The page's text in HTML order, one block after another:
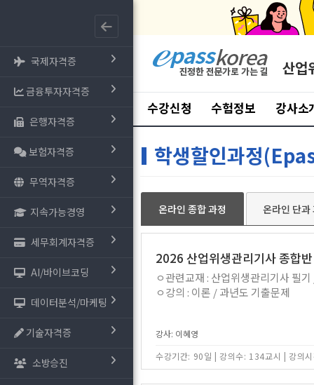
국제자격증
금융투자자격증
은행자격증
보험자격증
무역자격증
지속가능경영
세무회계자격증
AI/바이브코딩
데이터분석/마케팅
기술자격증
소방승진
산업
수강신청 수험정보 강사소
학생할인과정
온라인 종합 과정 온라인 단과
2026 산업위생관리기사 종합
ㅇ관련교재 : 산업위생관리기사 필
ㅇ강의 : 이론 / 과년도 기출문제
강사: 이혜영
수강기간: 90일 | 강의수: 134교시 | 강의